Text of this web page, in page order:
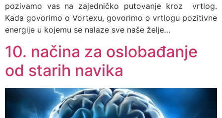
pozivamo vas na zajedničko putovanje kroz vrtlog.
Kada govorimo o Vortexu, govorimo o vrtlogu pozitivne
energije u kojemu se nalaze sve naše želje…
10. načina za oslobađanje
od starih navika